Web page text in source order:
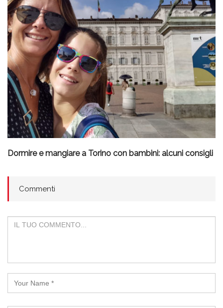
Dormire e mangiare a Torino con bambini: alcuni consigli
Commenti